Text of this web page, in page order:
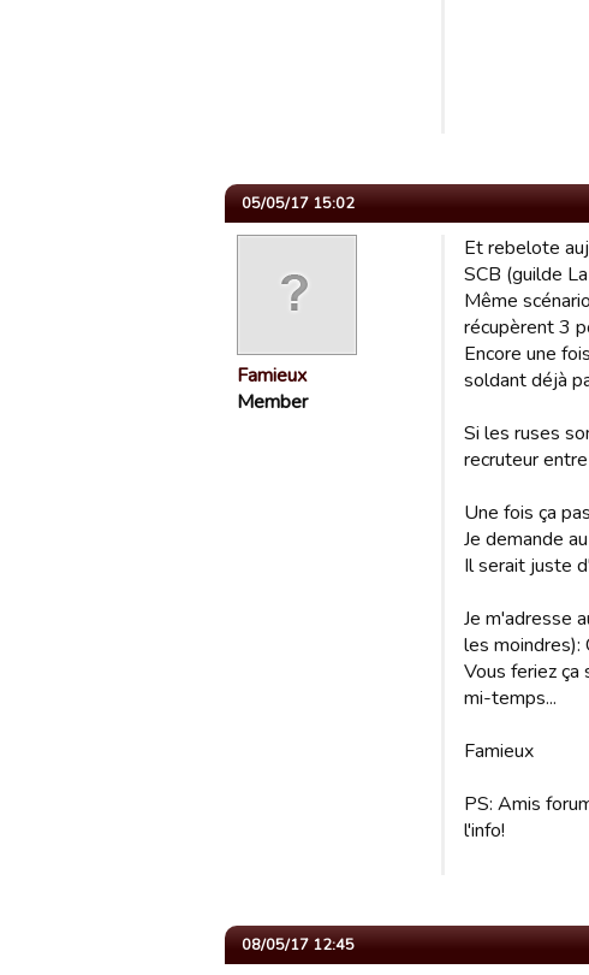
05/05/17 15:02
Famieux
Member
Et rebelote
SCB (guilde
Même
récupèrent 3
Encore une
soldant déjà
Si les ruses
recruteur
Une fois ça
Je demande
Il serait juste
Je m'adresse
les moindres):
Vous feriez ça
mi-temps...
Famieux
PS: Amis
l'info!
08/05/17 12:45